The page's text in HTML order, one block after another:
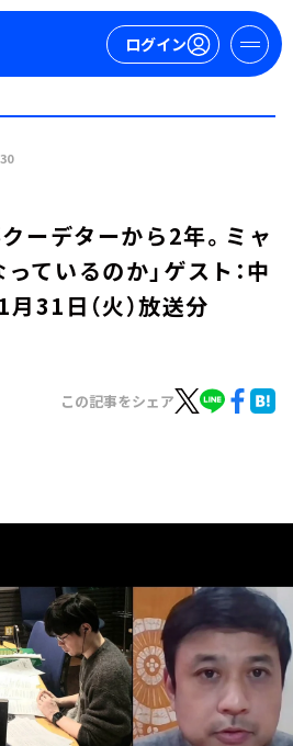
ログイン
クーデターから2年。ミャ
ているのか」ゲスト：中
31日（火）放送分
この記事をシェア